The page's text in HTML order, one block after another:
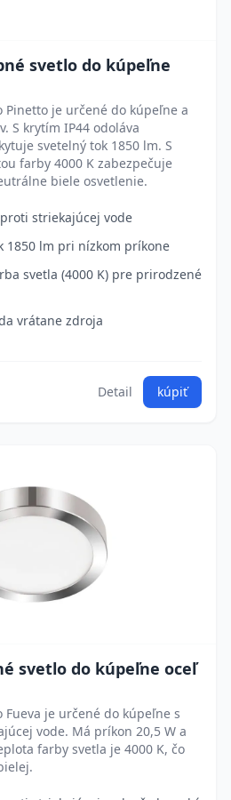
svetlo do kúpeľne
Pinetto je určené do kúpeľne a
S krytím IP44 odoláva
svetelný tok 1850 lm. S
farby 4000 K zabezpečuje
biele osvetlenie.
striekajúcej vode
1850 lm pri nízkom príkone
svetla (4000 K) pre prirodzené
vrátane zdroja
Detail kúpiť
svetlo do kúpeľne oceľ
Fueva je určené do kúpeľne s
vode. Má príkon 20,5 W a
farby svetla je 4000 K, čo